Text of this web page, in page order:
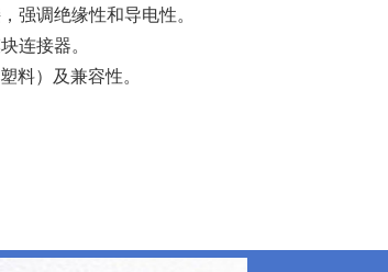
强调绝缘性和导电性。
连接器。
料）及兼容性。